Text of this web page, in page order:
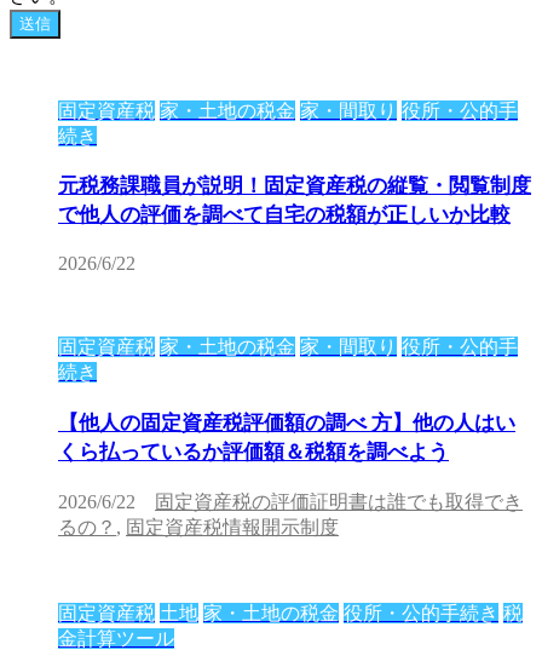
固定資産税 家・土地の税金 家・間取り 役所・公的手
続き
元税務課職員が説明！固定資産税の縦覧・閲覧制度
で他人の評価を調べて自宅の税額が正しいか比較
2026/6/22
固定資産税 家・土地の税金 家・間取り 役所・公的手
続き
【他人の固定資産税評価額の調べ 方】他の人はい
くら払っているか評価額＆税額を調べよう
2026/6/22
固定資産税の評価証明書は誰でも取得でき
るの？ , 固定資産税情報開示制度
固定資産税 土地 家・土地の税金 役所・公的手続き 税
金計算ツール